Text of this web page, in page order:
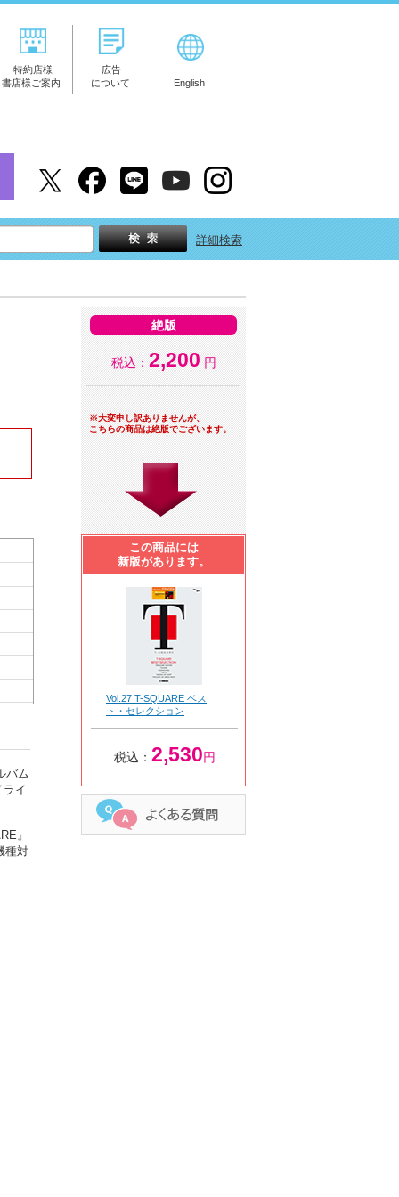
特約店様
書店様ご案内
広告
について
English
詳細検索
バム
イ
』
種対
絶版
税込： 2,200 円
※大変申し訳ありませんが、
こちらの商品は絶版でございます。
この商品には
新版があります。
Vol.27 T-SQUARE ベス
ト・セレクション
税込： 2,530円